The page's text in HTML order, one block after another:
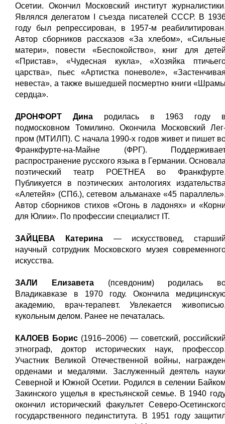
Осетии. Окончил Московский институт
Являлся делегатом I съезда писателей СССР. В
году был репрессирован, в 1957-м
Автор сборников рассказов «За хлебом»,
матери», повести «Беспокойство», книг для
«Пристав», «Чудесная кукла», «Хозяйка
царства», пьес «Артистка поневоле»,
невеста», а также вышедшей посмертно книги
сердца».
ДРОНФОРТ Дина родилась в 1963 году
подмосковном Томилино. Окончила Московский
пром (МТИЛП). С начала 1990-х годов живет и пишет
Франкфурте-на-Майне (ФРГ).
распространение русского языка в Германии.
поэтический театр POETHEA во
Публикуется в поэтических антологиях
«Алетейя» (СПб.), сетевом альманахе «45
Автор сборников стихов «Огонь в ладонях» и
для Юлии». По профессии специалист IT.
ЗАЙЦЕВА Катерина — искусствовед,
научный сотрудник Московского музея
искусства.
ЗАЛИ Елизавета (псевдоним) родилась
Владикавказе в 1970 году. Окончила
академию, врач-терапевт. Увлекается
кукольным делом. Ранее не печаталась.
КАЛОЕВ Борис (1916–2006) — советский,
этнограф, доктор исторических наук,
Участник Великой Отечественной войны,
орденами и медалями. Заслуженный деятель
Северной и Южной Осетии. Родился в селении
Закинского ущелья в крестьянской семье. В 1940
окончил исторический факультет Северо-
государственного пединститута. В 1951 году